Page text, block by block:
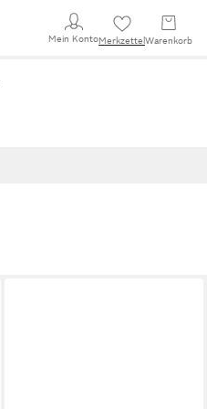
Mein KontoMerkzettel Warenkorb